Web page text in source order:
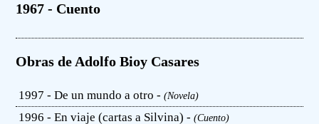
1967 - Cuento
Obras de Adolfo Bioy Casares
1997 - De un mundo a otro -(Novela)
1996 - En viaje (cartas a Silvina) -(Cuento)